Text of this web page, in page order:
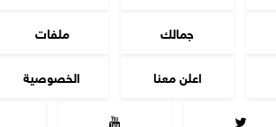
جمالك ملفات
اعلن معنا الخصوصية

